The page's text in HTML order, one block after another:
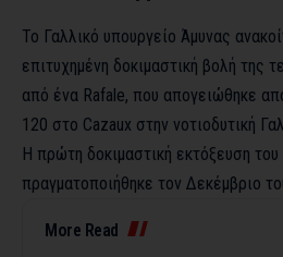
Το Γαλλικό υπουργείο Άμυνας
επιτυχημένη δοκιμαστική βολή της
από ένα Rafale, που απογειώθηκε
120 στο Cazaux στην νοτιοδυτική
Η πρώτη δοκιμαστική εκτόξευση του
πραγματοποιήθηκε τον Δεκέμβριο
More Read